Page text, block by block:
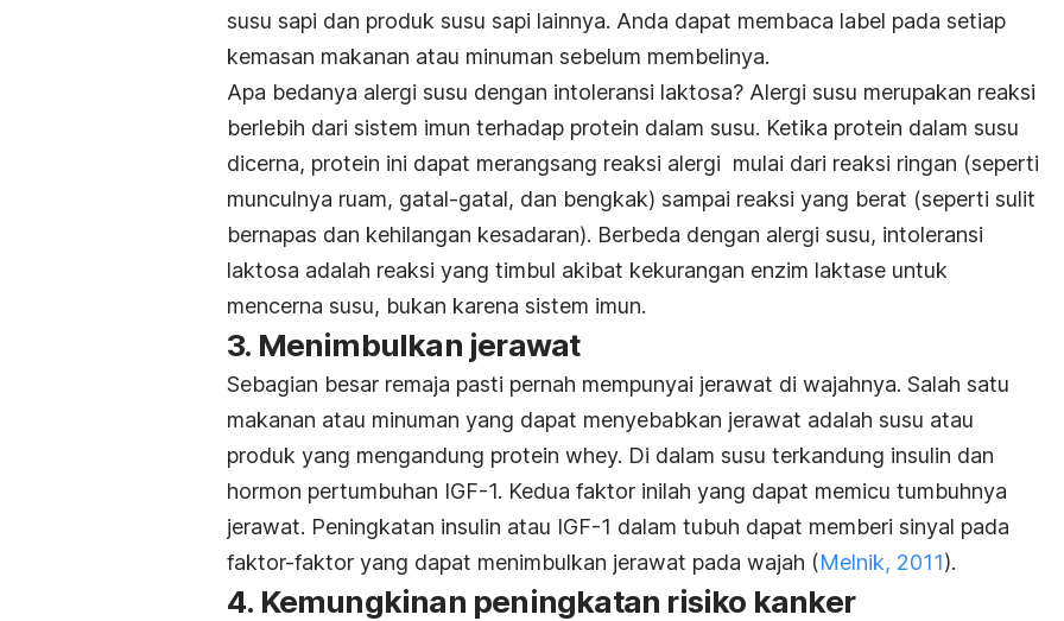
susu sapi dan produk susu sapi lainnya. Anda dapat membaca label pada setiap
kemasan makanan atau minuman sebelum membelinya.
Apa bedanya alergi susu dengan intoleransi laktosa? Alergi susu merupakan reaksi
berlebih dari sistem imun terhadap protein dalam susu. Ketika protein dalam susu
dicerna, protein ini dapat merangsang reaksi alergi mulai dari reaksi ringan (seperti
munculnya ruam, gatal-gatal, dan bengkak) sampai reaksi yang berat (seperti sulit
bernapas dan kehilangan kesadaran). Berbeda dengan alergi susu, intoleransi
laktosa adalah reaksi yang timbul akibat kekurangan enzim laktase untuk
mencerna susu, bukan karena sistem imun.
3. Menimbulkan jerawat
Sebagian besar remaja pasti pernah mempunyai jerawat di wajahnya. Salah satu
makanan atau minuman yang dapat menyebabkan jerawat adalah susu atau
produk yang mengandung protein whey. Di dalam susu terkandung insulin dan
hormon pertumbuhan IGF-1. Kedua faktor inilah yang dapat memicu tumbuhnya
jerawat. Peningkatan insulin atau IGF-1 dalam tubuh dapat memberi sinyal pada
faktor-faktor yang dapat menimbulkan jerawat pada wajah (Melnik, 2011).
4. Kemungkinan peningkatan risiko kanker